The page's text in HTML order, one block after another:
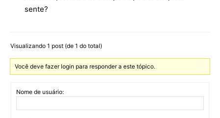
sente?
Visualizando 1 post (de 1 do total)
Você deve fazer login para responder a este tópico.
Nome de usuário: